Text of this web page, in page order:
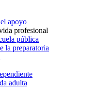
apoyo
profesional
pública
la preparatoria
adulta